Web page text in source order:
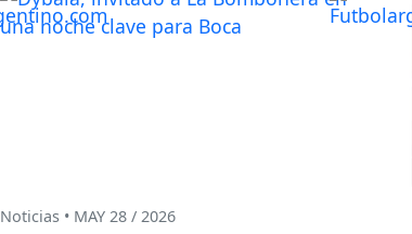
Noticias • MAY 28 / 2026